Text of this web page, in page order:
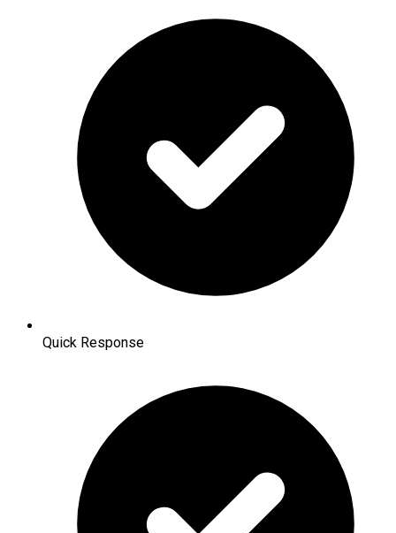
Quick Response